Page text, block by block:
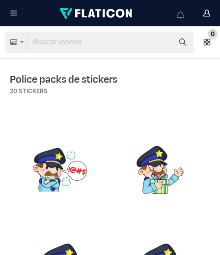
0
Police packs de stickers
20 STICKERS